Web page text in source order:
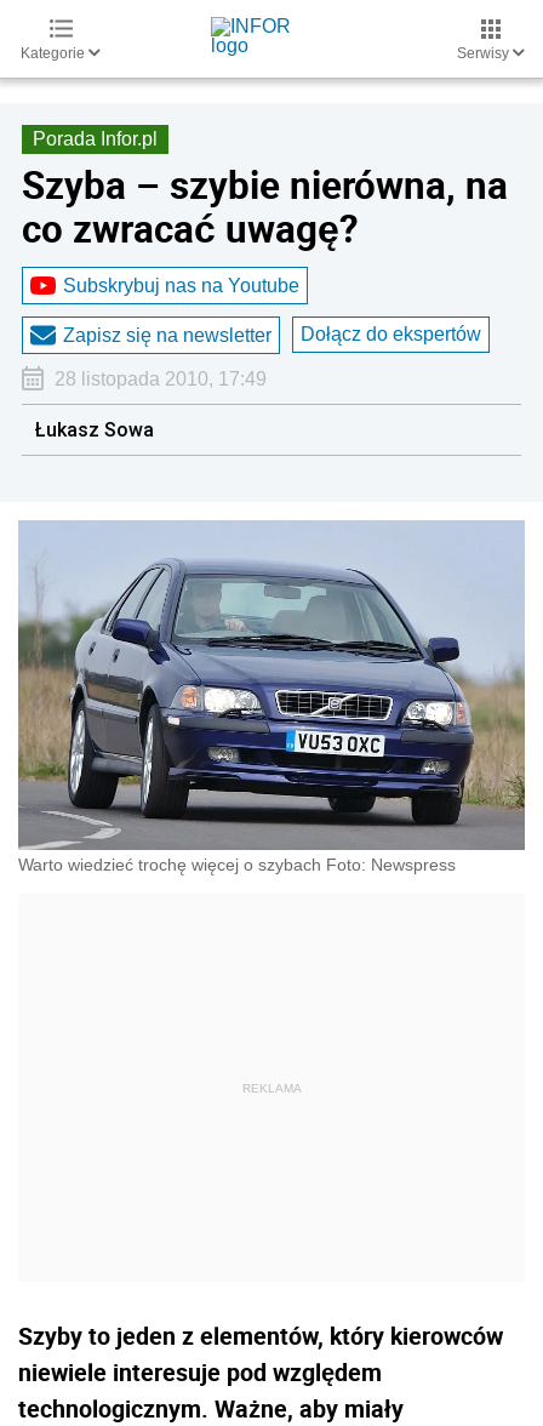
Kategorie Serwisy
Porada Infor.pl
Szyba – szybie nierówna, na
co zwracać uwagę?
Subskrybuj nas na Youtube
Zapisz się na newsletter Dołącz do ekspertów
28 listopada 2010, 17:49
Łukasz Sowa
Warto wiedzieć trochę więcej o szybach Foto: Newspress
Szyby to jeden z elementów, który kierowców
niewiele interesuje pod względem
technologicznym. Ważne, aby miały